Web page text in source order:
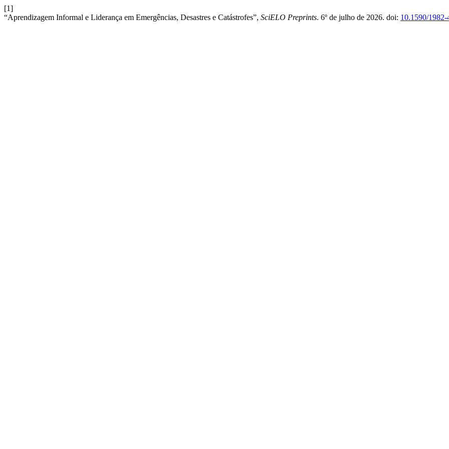
[1]
“Aprendizagem Informal e Liderança em Emergências, Desastres e Catástrofes”, SciELO Preprints. 6º de julho de 2026. doi: 10.1590/1982-